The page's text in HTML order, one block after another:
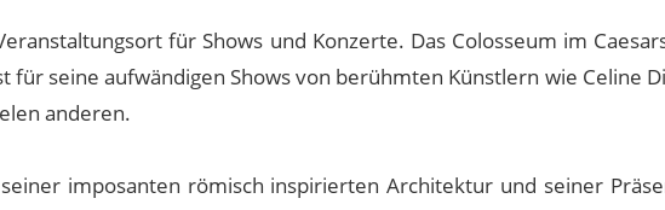
für Shows und Konzerte. Das Colosseum im
für seine aufwändigen Shows von berühmten Künstlern wie Celine
anderen.
imposanten römisch inspirierten Architektur und seiner